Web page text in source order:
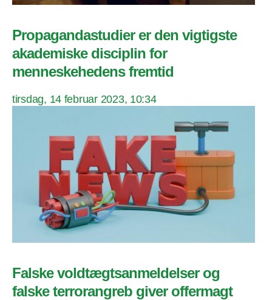
Propagandastudier er den vigtigste
akademiske disciplin for
menneskehedens fremtid
tirsdag, 14 februar 2023, 10:34
Falske voldtægtsanmeldelser og
falske terrorangreb giver offermagt